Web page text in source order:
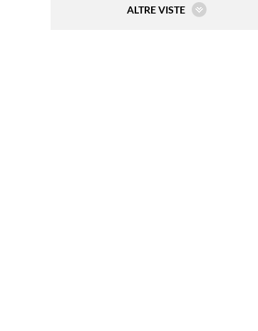
ALTRE VISTE